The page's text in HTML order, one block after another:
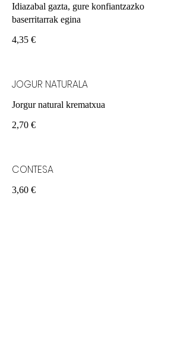
Idiazabal gazta, gure konfiantzazko
baserritarrak egina
4,35 €
JOGUR NATURALA
Jorgur natural krematxua
2,70 €
CONTESA
3,60 €